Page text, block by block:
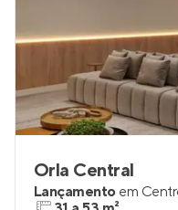
Orla Central
Lançamento em